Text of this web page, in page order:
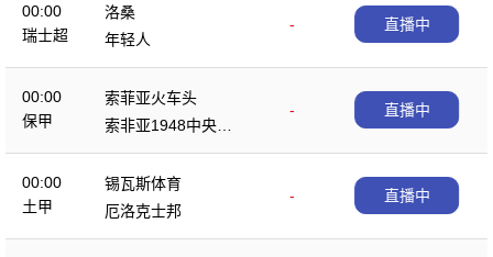
00:00
瑞士超
洛桑
-
年轻人
直播中
00:00
保甲
索菲亚火车头
-
索非亚1948中央陆
军
直播中
00:00
土甲
锡瓦斯体育
-
厄洛克士邦
直播中